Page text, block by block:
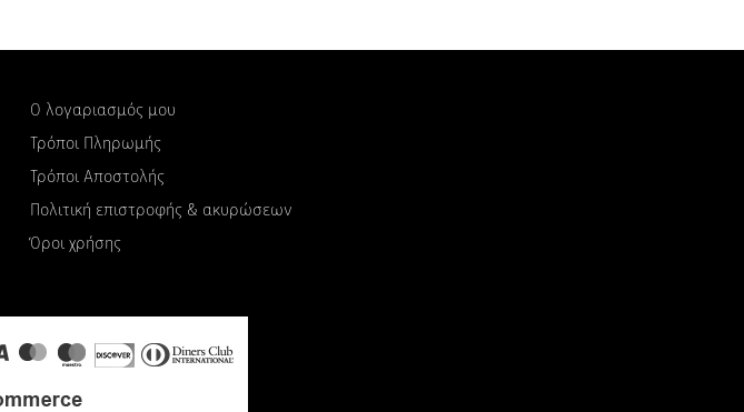
Ο λογαριασμός μου
Τρόποι Πληρωμής
Τρόποι Αποστολής
Πολιτική επιστροφής & ακυρώσεων
Όροι χρήσης